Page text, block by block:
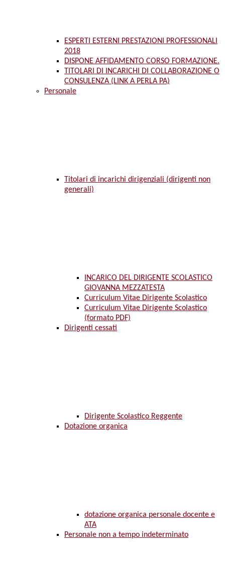
ESPERTI ESTERNI PRESTAZIONI PROFESSIONALI
2018
DISPONE AFFIDAMENTO CORSO FORMAZIONE.
TITOLARI DI INCARICHI DI COLLABORAZIONE O
CONSULENZA (LINK A PERLA PA)
Personale
Titolari di incarichi dirigenziali (dirigenti non
generali)
INCARICO DEL DIRIGENTE SCOLASTICO
GIOVANNA MEZZATESTA
Curriculum Vitae Dirigente Scolastico
Curriculum Vitae Dirigente Scolastico
(formato PDF)
Dirigenti cessati
Dirigente Scolastico Reggente
Dotazione organica
dotazione organica personale docente e
ATA
Personale non a tempo indeterminato